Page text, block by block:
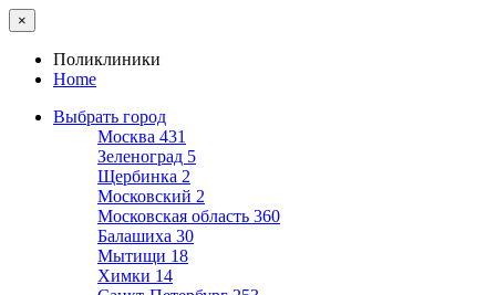
×
Поликлиники
Home
Выбрать город
Москва 431
Зеленоград 5
Щербинка 2
Московский 2
Московская область 360
Балашиха 30
Мытищи 18
Химки 14